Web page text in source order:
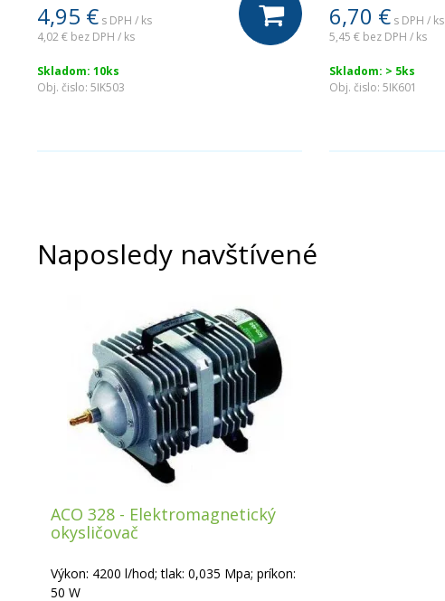
4,95 € s DPH / ks
4,02 € bez DPH / ks
Skladom: 10ks
Obj. čislo: 5IK503
6,70 € s DPH / ks
5,45 € bez DPH / ks
Skladom: > 5ks
Obj. čislo: 5IK601
Naposledy navštívené
ACO 328 - Elektromagnetický
okysličovač
Výkon: 4200 l/hod; tlak: 0,035 Mpa; príkon:
50 W